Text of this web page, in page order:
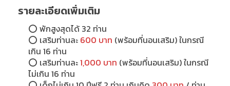
รายละเอียดเพิ่มเติม
⭕ พักสูงสุดได้ 32 ท่าน
⭕ เสริมท่านละ 600 บาท (พร้อมที่นอนเสริม) ในกรณี
เกิน 16 ท่าน
⭕ เสริมท่านละ1,000 บาท (พร้อมที่นอนเสริม) ในกรณี
ไม่เกิน 16 ท่าน